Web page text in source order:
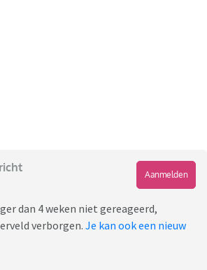
Aanmelden
dan 4 weken niet gereageerd,
verborgen. Je kan ook een nieuw